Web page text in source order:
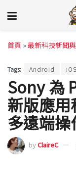
首頁 »最新科技新聞
Tags: Android iOS
Sony 為
新版應
多遠端操
byClaireC